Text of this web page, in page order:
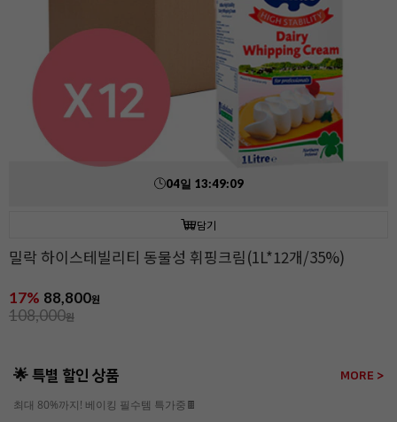
04일 13:49:07
담기
밀락 하이스테빌리티 동물성 휘핑크림(1L*12개/35%)
17% 88,800원
108,000원
🌟 특별 할인 상품 MORE >
최대 80%까지! 베이킹 필수템 특가중🍫